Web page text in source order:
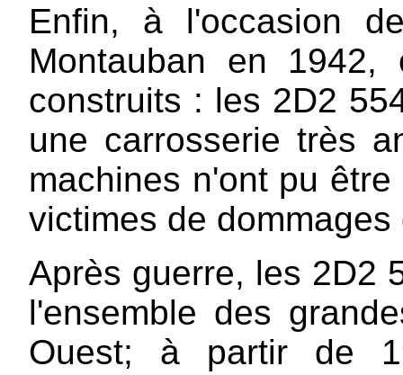
Enfin, à l'occasion
Montauban en 1942,
construits : les 2D2
une carrosserie très
machines n'ont pu
victimes de dommages
Après guerre, les 2D2
l'ensemble des
Ouest; à partir de